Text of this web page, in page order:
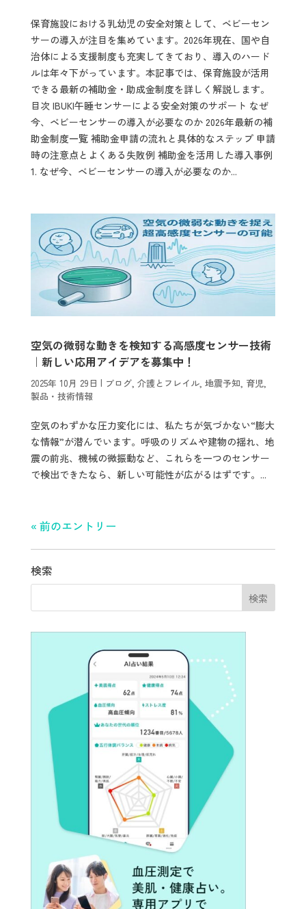
保育施設における乳幼児の安全対策として、ベビーセン
サーの導入が注目を集めています。2026年現在、国や自
治体による支援制度も充実してきており、導入のハード
ルは年々下がっています。本記事では、保育施設が活用
できる最新の補助金・助成金制度を詳しく解説します。
目次 IBUKI午睡センサーによる安全対策のサポート なぜ
今、ベビーセンサーの導入が必要なのか 2026年最新の補
助金制度一覧 補助金申請の流れと具体的なステップ 申請
時の注意点とよくある失敗例 補助金を活用した導入事例
1. なぜ今、ベビーセンサーの導入が必要なのか...
空気の微弱な動きを検知する高感度センサー技術
｜新しい応用アイデアを募集中！
2025年 10月 29日 | ブログ, 介護とフレイル, 地震予知, 育児,
製品・技術情報
空気のわずかな圧力変化には、私たちが気づかない“膨大
な情報”が潜んでいます。呼吸のリズムや建物の揺れ、地
震の前兆、機械の微振動など、これらを一つのセンサー
で検出できたなら、新しい可能性が広がるはずです。...
« 前のエントリー
検索